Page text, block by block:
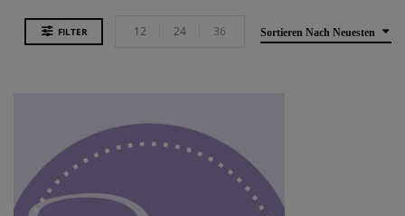
FILTER Sortieren Nach Neuesten
12 24 36